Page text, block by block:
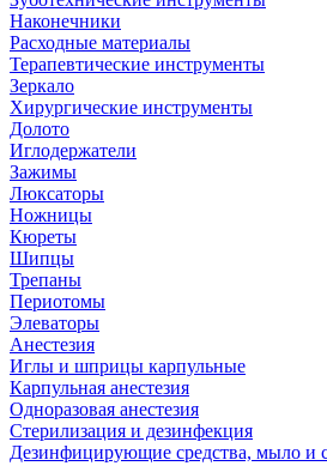
Наконечники
Расходные материалы
Терапевтические инструменты
Зеркало
Хирургические инструменты
Долото
Иглодержатели
Зажимы
Люксаторы
Ножницы
Кюреты
Шипцы
Трепаны
Периотомы
Элеваторы
Анестезия
Иглы и шприцы карпульные
Карпульная анестезия
Одноразовая анестезия
Стерилизация и дезинфекция
Дезинфицирующие средства, мыло и